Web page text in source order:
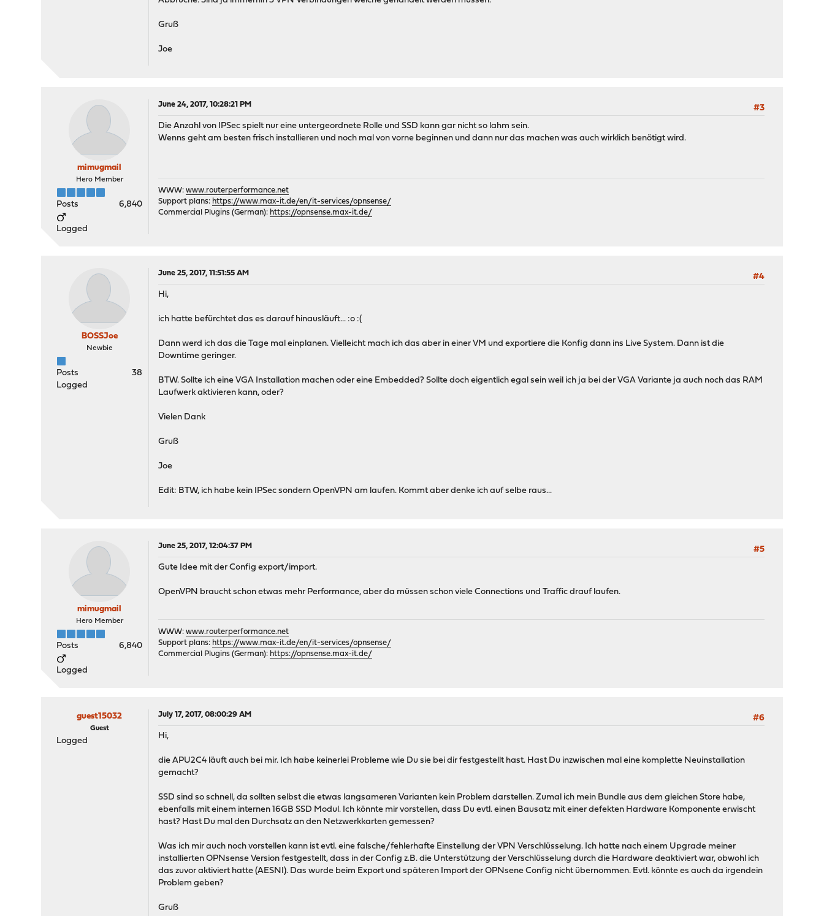
Gruß
Joe
mimugmail
Hero Member
Posts 6,840
Logged
June 24, 2017, 10:28:21 PM
#3
Die Anzahl von IPSec spielt nur eine untergeordnete Rolle und SSD kann gar nicht so lahm sein.
Wenns geht am besten frisch installieren und noch mal von vorne beginnen und dann nur das machen was auch wirklich benötigt wird.
WWW:www.routerperformance.net
Support plans: https://www.max-it.de/en/it-services/opnsense/
Commercial Plugins (German): https://opnsense.max-it.de/
BOSSJoe
Newbie
Posts
38
Logged
June 25, 2017, 11:51:55 AM
#4
Hi,
ich hatte befürchtet das es darauf hinausläuft... :o :(
Dann werd ich das die Tage mal einplanen. Vielleicht mach ich das aber in einer VM und exportiere die Konfig dann ins Live System. Dann ist die
Downtime geringer.
BTW. Sollte ich eine VGA Installation machen oder eine Embedded? Sollte doch eigentlich egal sein weil ich ja bei der VGA Variante ja auch noch das RAM
Laufwerk aktivieren kann, oder?
Vielen Dank
Gruß
Joe
Edit: BTW, ich habe kein IPSec sondern OpenVPN am laufen. Kommt aber denke ich auf selbe raus...
mimugmail
Hero Member
Posts 6,840
Logged
June 25, 2017, 12:04:37 PM
#5
Gute Idee mit der Config export/import.
OpenVPN braucht schon etwas mehr Performance, aber da müssen schon viele Connections und Traffic drauf laufen.
WWW:www.routerperformance.net
Support plans: https://www.max-it.de/en/it-services/opnsense/
Commercial Plugins (German): https://opnsense.max-it.de/
guest15032
Guest
Logged
July 17, 2017, 08:00:29 AM
#6
Hi,
die APU2C4 läuft auch bei mir. Ich habe keinerlei Probleme wie Du sie bei dir festgestellt hast. Hast Du inzwischen mal eine komplette Neuinstallation
gemacht?
SSD sind so schnell, da sollten selbst die etwas langsameren Varianten kein Problem darstellen. Zumal ich mein Bundle aus dem gleichen Store habe,
ebenfalls mit einem internen 16GB SSD Modul. Ich könnte mir vorstellen, dass Du evtl. einen Bausatz mit einer defekten Hardware Komponente erwischt
hast? Hast Du mal den Durchsatz an den Netzwerkkarten gemessen?
Was ich mir auch noch vorstellen kann ist evtl. eine falsche/fehlerhafte Einstellung der VPN Verschlüsselung. Ich hatte nach einem Upgrade meiner
installierten OPNsense Version festgestellt, dass in der Config z.B. die Unterstützung der Verschlüsselung durch die Hardware deaktiviert war, obwohl ich
das zuvor aktiviert hatte (AESNI). Das wurde beim Export und späteren Import der OPNsene Config nicht übernommen. Evtl. könnte es auch da irgendein
Problem geben?
Gruß